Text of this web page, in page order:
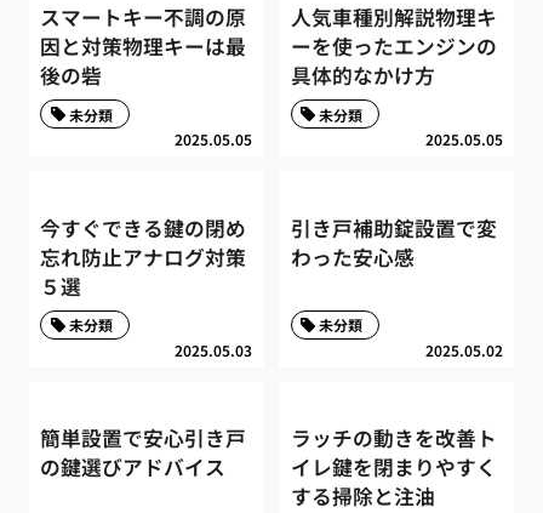
スマートキー不調の原
因と対策物理キーは最
後の砦
2025.05.05
未分類
人気車種別解説物理キ
ーを使ったエンジンの
具体的なかけ方
2025.05.05
未分類
今すぐできる鍵の閉め
忘れ防止アナログ対策
５選
2025.05.03
未分類
引き戸補助錠設置で変
わった安心感
2025.05.02
未分類
簡単設置で安心引き戸
の鍵選びアドバイス
ラッチの動きを改善ト
イレ鍵を閉まりやすく
する掃除と注油